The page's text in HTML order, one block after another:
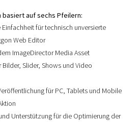
basiert auf sechs Pfeilern:
für technisch unversierte
Web Editor
ImageDirector Media Asset
Bilder, Slider, Shows und Video
für PC, Tablets und Mobile
Unterstützung für die Optimierung der